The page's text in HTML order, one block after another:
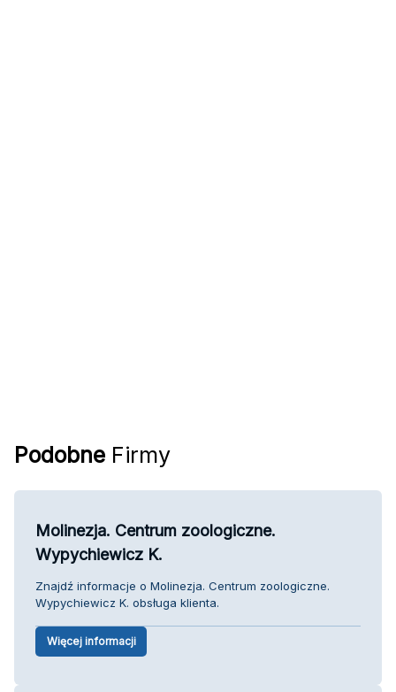
Podobne Firmy
Molinezja. Centrum zoologiczne.
Wypychiewicz K.
Znajdź informacje o Molinezja. Centrum zoologiczne.
Wypychiewicz K. obsługa klienta.
Więcej informacji